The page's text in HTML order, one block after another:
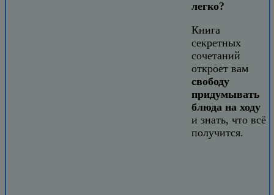
легко?
Книга
секретных
сочетаний
откроет вам
свободу
придумывать
блюда на ходу
и знать, что всё
получится.